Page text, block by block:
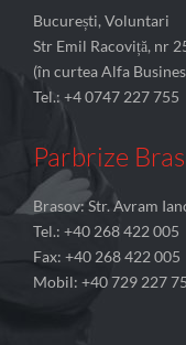
București, Voluntari
Str Emil Racoviță, nr
(în curtea Alfa
Tel.: +4 0747 227 755
Parbrize
Brasov: Str. Avram
Tel.: +40 268 422 005
Fax: +40 268 422 005
Mobil: +40 729 227